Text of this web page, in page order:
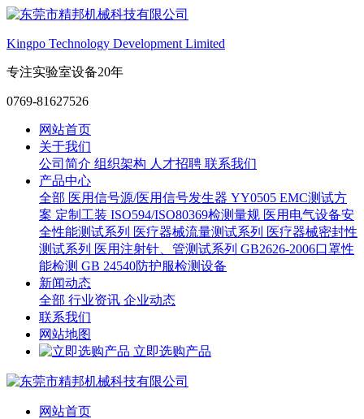
Kingpo Technology Development Limited
专注实验室设备20年
0769-81627526
网站首页
关于我们
公司简介 组织架构 人才招聘 联系我们
产品中心
全部 医用信号源/医用信号发生器 YY0505 EMC测试方
案 定制工装 ISO594/ISO80369检测量规 医用电气设备安
全性能测试系列 医疗器械流量测试系列 医疗器械密封性
测试系列 医用注射针、管测试系列 GB2626-2006口罩性
能检测 GB 24540防护服检测设备
新闻动态
全部 行业资讯 企业动态
联系我们
网站地图
立即选购产品
网站首页